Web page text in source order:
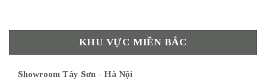
KHU VỰC MIỀN BẮC
Showroom Tây Sơn - Hà Nội